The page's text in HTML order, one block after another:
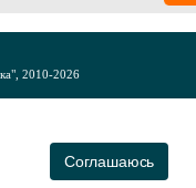
2010-2026
Соглашаюсь